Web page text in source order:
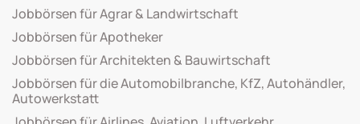
Jobbörsen für Agrar & Landwirtschaft
Jobbörsen für Apotheker
Jobbörsen für Architekten & Bauwirtschaft
Jobbörsen für die Automobilbranche, KfZ, Autohändler,
Autowerkstatt